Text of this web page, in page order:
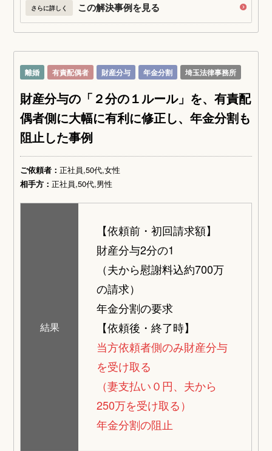
さらに詳しく この解決事例を見る
離婚 有責配偶者 財産分与 年金分割 埼玉法律事務所
財産分与の「２分の１ルール」を、有責配
偶者側に大幅に有利に修正し、年金分割も
阻止した事例
ご依頼者：正社員,50代,女性
相手方：正社員,50代,男性
結果
【依頼前・初回請求額】
財産分与2分の1
（夫から慰謝料込約700万
の請求）
年金分割の要求
【依頼後・終了時】
当方依頼者側のみ財産分与
を受け取る
（妻支払い０円、夫から
250万を受け取る）
年金分割の阻止